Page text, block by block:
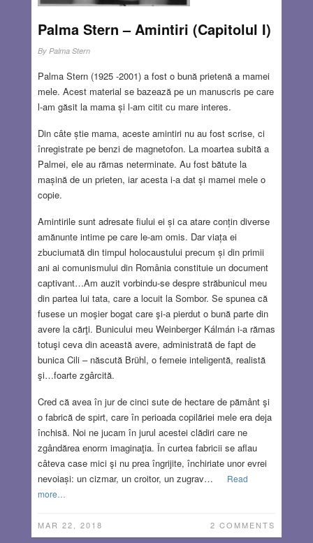
Palma Stern – Amintiri (Capitolul I)
By Palma Stern
Palma Stern (1925 -2001) a fost o bună prietenă a mamei
mele. Acest material se bazează pe un manuscris pe care
l-am găsit la mama și l-am citit cu mare interes.
Din câte știe mama, aceste amintiri nu au fost scrise, ci
înregistrate pe benzi de magnetofon. La moartea subită a
Palmei, ele au rămas neterminate. Au fost bătute la
mașină de un prieten, iar acesta i-a dat și mamei mele o
copie.
Amintirile sunt adresate fiului ei și ca atare conțin diverse
amănunte intime pe care le-am omis. Dar viața ei
zbuciumată din timpul holocaustului precum și din primii
ani ai comunismului din România constituie un document
captivant…Am auzit vorbindu-se despre străbunicul meu
din partea lui tata, care a locuit la Sombor. Se spunea că
fusese un moşier bogat care şi-a pierdut o bună parte din
avere la cărţi. Bunicului meu Weinberger Kálmán i-a rămas
totuşi ceva din această avere, administrată de fapt de
bunica Cili – născută Brühl, o femeie inteligentă, realistă
şi…foarte zgârcită.
Cred că avea în jur de cinci sute de hectare de pământ şi
o fabrică de spirt, care în perioada copilăriei mele era deja
închisă. Noi ne jucam în jurul acestei clădiri care ne
zgândărea enorm imaginaţia. În curtea fabricii se aflau
câteva case mici şi nu prea îngrijite, închiriate unor evrei
nevoiași: un cizmar, un croitor, un zugrav…
Read
more…
MAR 22, 2018 2 COMMENTS